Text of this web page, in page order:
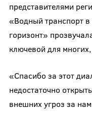
представителями
«Водный транспорт в
горизонт»
ключевой для
«Спасибо за этот
недостаточно
внешних угроз за